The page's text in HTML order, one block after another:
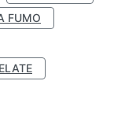
FUMO